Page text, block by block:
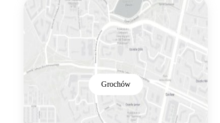
Grochów